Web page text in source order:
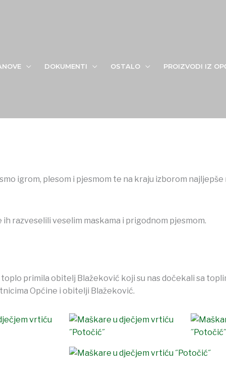
DOKUMENTI OSTALO
PROIZVODI IZ
igrom, plesom i pjesmom te na kraju izborom najljepše
razveselili veselim maskama i prigodnom pjesmom.
primila obitelj Blažeković koji su nas dočekali sa
Općine i obitelji Blažeković.